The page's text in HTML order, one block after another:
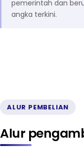
pemerintah dan
angka terkini.
ALUR PEMBELIAN
Alur